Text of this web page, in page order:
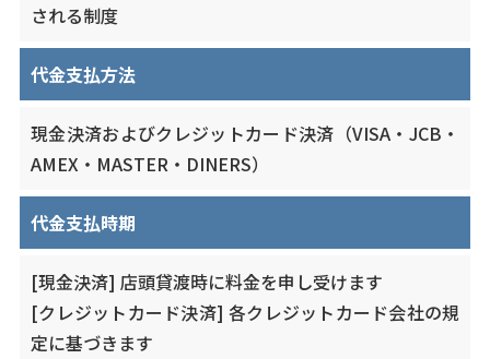
される制度
代金支払方法
現金決済およびクレジットカード決済（VISA・JCB・
AMEX・MASTER・DINERS）
代金支払時期
[現金決済] 店頭貸渡時に料金を申し受けます
[クレジットカード決済] 各クレジットカード会社の規
定に基づきます